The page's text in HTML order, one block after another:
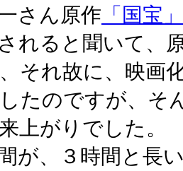
さん原作 「国宝」
れると聞いて、
それ故に、映画
たのですが、そ
上がりでした。
間が、３時間と長